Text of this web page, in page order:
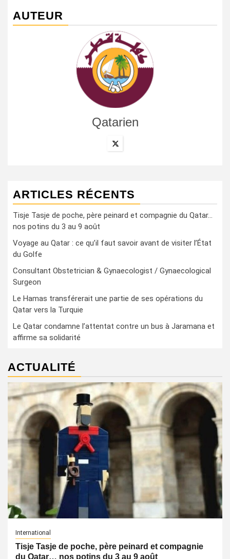
AUTEUR
Qatarien
ARTICLES RÉCENTS
Tisje Tasje de poche, père peinard et compagnie du Qatar…
nos potins du 3 au 9 août
Voyage au Qatar : ce qu’il faut savoir avant de visiter l’État
du Golfe
Consultant Obstetrician & Gynaecologist / Gynaecological
Surgeon
Le Hamas transférerait une partie de ses opérations du
Qatar vers la Turquie
Le Qatar condamne l’attentat contre un bus à Jaramana et
affirme sa solidarité
ACTUALITÉ
International
Tisje Tasje de poche, père peinard et compagnie
du Qatar… nos potins du 3 au 9 août